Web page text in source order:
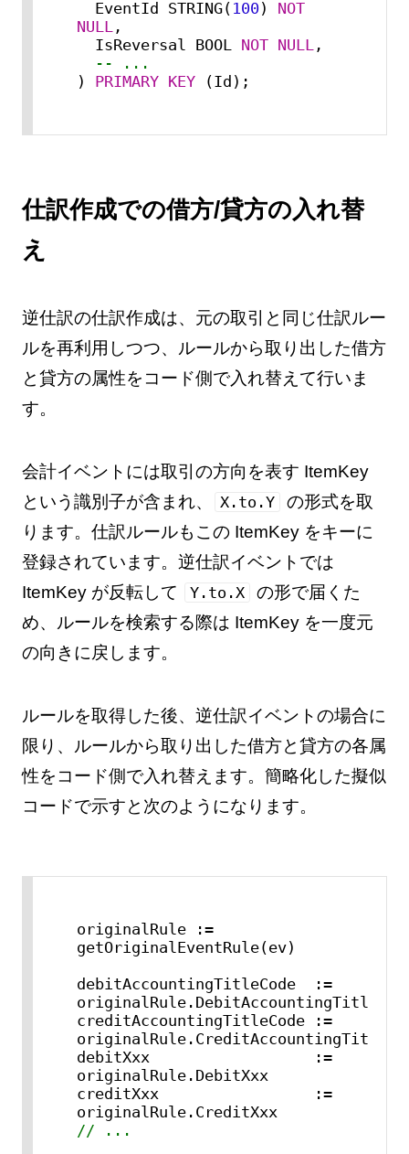
  EventId STRING(
100) NOT
NULL ,
  IsReversal BOOL
NOT NULL ,
-- ...
) PRIMARY KEY (Id);
仕訳作成での借方/貸方の入れ替
え
逆仕訳の仕訳作成は、元の取引と同じ仕訳ルー
ルを再利用しつつ、ルールから取り出した借方
と貸方の属性をコード側で入れ替えて行いま
す。
会計イベントには取引の方向を表す ItemKey
という識別子が含まれ、
X.to.Y
の形式を取
ります。仕訳ルールもこの ItemKey をキーに
登録されています。逆仕訳イベントでは
ItemKey が反転して
Y.to.X
の形で届くた
め、ルールを検索する際は ItemKey を一度元
の向きに戻します。
ルールを取得した後、逆仕訳イベントの場合に
限り、ルールから取り出した借方と貸方の各属
性をコード側で入れ替えます。簡略化した擬似
コードで示すと次のようになります。
originalRule :=
getOriginalEventRule(ev)
debitAccountingTitleCode  :=
creditAccountingTitleCode :=
debitXxx                  :=
originalRule.DebitXxx
creditXxx                 :=
originalRule.CreditXxx
// ...